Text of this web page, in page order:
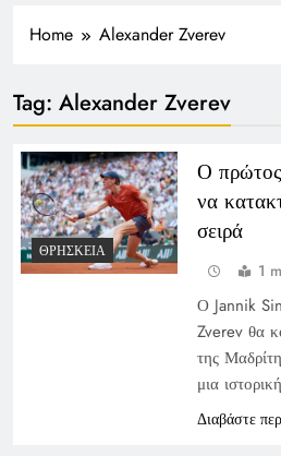
Νέα Κρήτη: Σαρακήνικο και η φράση
Home Alexander Zverev
Tag: Alexander Zverev
ΘΡΗΣΚΕΊΑ
Ο
να
σειρά
1
Ο Jannik
Zverev θα
της
μια
Διαβάστε